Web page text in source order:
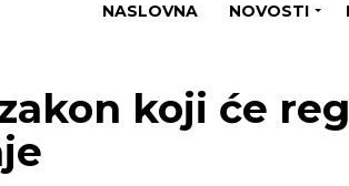
NASLOVNA NOVOSTI
koji će